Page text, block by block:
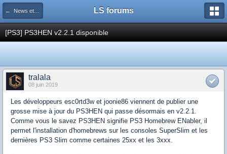
← News et actualités postées sur LS LS forums
[PS3] PS3HEN v2.2.1 disponible
tralala
08 juin 2019
Les développeurs esc0rtd3w et joonie86 viennent de publier une
grosse mise à jour du PS3HEN qui passe désormais en v2.2.1.
Comme vous le savez PS3HEN signifie PS3 Homebrew ENabler, il
permet l'installation d'homebrews sur les consoles SuperSlim et les
dernières PS3 Slim comme certaines 25xx et les 3xxx.